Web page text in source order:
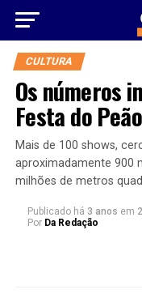
CULTURA
Os números
Festa do
Mais de 100 shows,
aproximadamente 900
milhões de metros
Publicado há 3 anos em
Por Da Redação